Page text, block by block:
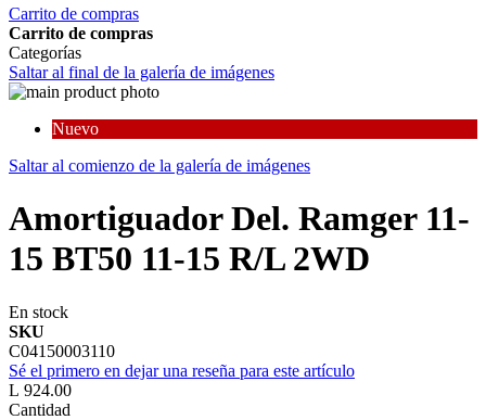
Carrito de compras
Carrito de compras
Categorías
Saltar al final de la galería de imágenes
Nuevo
Saltar al comienzo de la galería de imágenes
Amortiguador Del. Ramger 11-
15 BT50 11-15 R/L 2WD
En stock
SKU
C04150003110
Sé el primero en dejar una reseña para este artículo
L 924.00
Cantidad